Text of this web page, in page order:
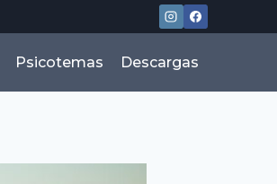
Psicotemas Descargas